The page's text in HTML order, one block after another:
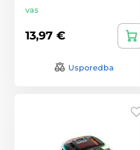
vas
13,97 €
Usporedba